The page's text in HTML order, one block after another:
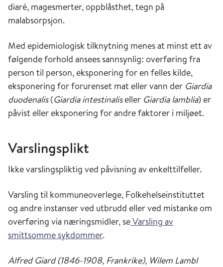
diaré, magesmerter, oppblåsthet, tegn på
malabsorpsjon.
Med epidemiologisk tilknytning menes at minst ett av
følgende forhold ansees sannsynlig: overføring fra
person til person, eksponering for en felles kilde,
eksponering for forurenset mat eller vann der Giardia
duodenalis(Giardia intestinaliseller Giardia lamblia) er
påvist eller eksponering for andre faktorer i miljøet.
Varslingsplikt
Ikke varslingspliktig ved påvisning av enkelttilfeller.
Varsling til kommuneoverlege, Folkehelseinstituttet
og andre instanser ved utbrudd eller ved mistanke om
overføring via næringsmidler, seVarsling av
smittsomme sykdommer.
Alfred Giard (1846-1908, Frankrike), Wilem Lambl